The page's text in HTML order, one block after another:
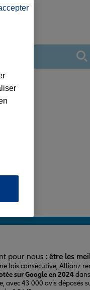
Utiliser ma
pour nous :être les
fois consécutive, Allianz
sur Google en 2024
avec 43 000 avis déposés